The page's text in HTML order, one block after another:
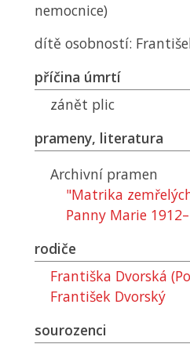
nemocnice)
dítě osobností:
příčina úmrtí
zánět plic
prameny, literatura
Archivní pramen
"Matrika
Panny Marie
rodiče
Františka Dvorská
František Dvorský
sourozenci